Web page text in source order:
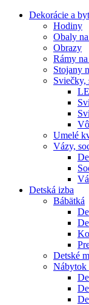
Dekorácie a
Hodiny
Obaly
Obrazy
Rámy
Stojany
Sviečky,
Umelé
Vázy,
Detská izba
Bábätká
Detské
Nábytok